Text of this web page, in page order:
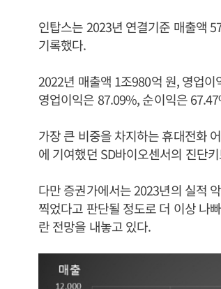
인탑스는 2023년 연결기준 매출액
기록했다.
2022년 매출액 1조980억 원, 영업
영업이익은 87.09%, 순이익은
가장 큰 비중을 차지하는 휴대전화
에 기여했던 SD바이오센서의 진단
다만 증권가에서는 2023년의 실적
찍었다고 판단될 정도로 더 이상 나
란 전망을 내놓고 있다.